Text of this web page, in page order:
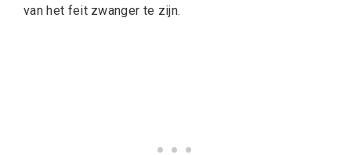
van het feit zwanger te zijn.